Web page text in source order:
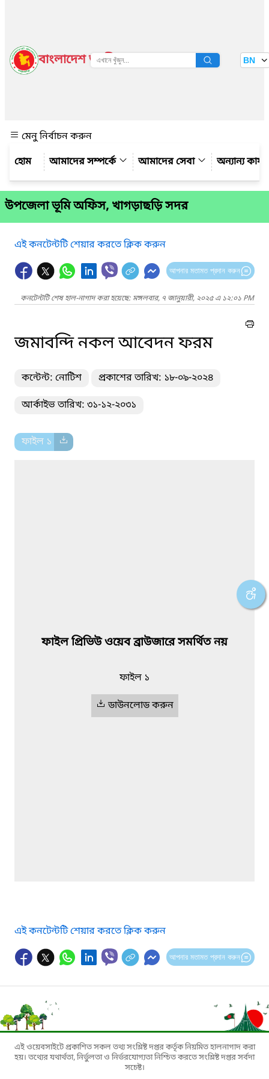
বাংলাদেশ জাতীয় তথ্য বাতায়ন BN
মেনু নির্বাচন করুন
আমাদের সম্পর্কে
আমাদের সেবা অন্যান্য
উপজেলা ভূমি অফিস, খাগড়াছড়ি সদর
এই কনটেন্টটি শেয়ার করতে ক্লিক করুন
আপনার মতামত প্রদান করুন
কনটেন্টটি শেষ হাল-নাগাদ করা হয়েছে: মঙ্গলবার, ৭ জানুয়ারী, ২০২৫ এ ১২:০১ PM
জমাবন্দি নকল আবেদন ফরম
কন্টেন্ট: নোটিশ প্রকাশের তারিখ: ১৮-০৯-২০২৪
আর্কাইভ তারিখ: ৩১-১২-২০৩১
ফাইল ১
ফাইল প্রিভিউ ওয়েব ব্রাউজারে সমর্থিত নয়
ফাইল ১
ডাউনলোড করুন
এই কনটেন্টটি শেয়ার করতে ক্লিক করুন
আপনার মতামত প্রদান করুন
এই ওয়েবসাইটে প্রকাশিত সকল তথ্য সংশ্লিষ্ট দপ্তর কর্তৃক নিয়মিত হালনাগাদ করা
হয়। তথ্যের যথার্থতা, নির্ভুলতা ও নির্ভরযোগ্যতা নিশ্চিত করতে সংশ্লিষ্ট দপ্তর সর্বদা
সচেষ্ট।